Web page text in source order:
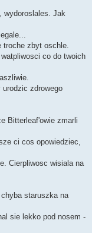
wydoroslales. Jak
troche zbyt oschle.
co do twoich
zdrowego
Bitterleaf'owie zmarli
ci cos opowiedziec,
Cierpliwosc wisiala na
staruszka na
sie lekko pod nosem -